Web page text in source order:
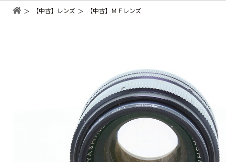
【中古】レンズ 【中古】ＭＦレンズ